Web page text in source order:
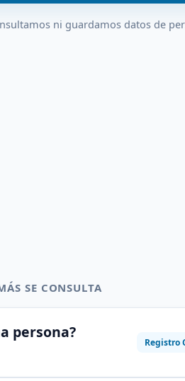
ni guardamos datos de
SE CONSULTA
persona?
Registro